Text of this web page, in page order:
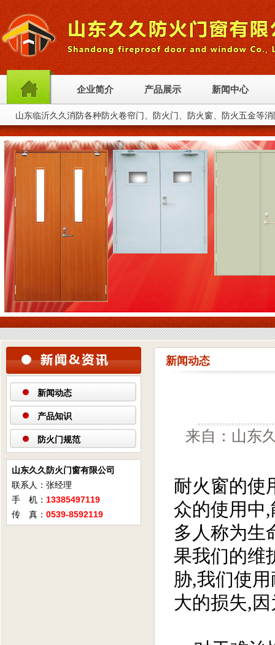
企业简介 产品展示 新闻中心
山东临沂久久消防各种防火卷帘门、防火门、防火窗、防火五金等
新闻动态
产品知识
防火门规范
山东久久防火门窗有限公司
联系人：张经理
手 机： 13385497119
传 真： 0539-8592119
新闻动态
来自：山东
耐火窗的使
众的使用中
多人称为生
果我们的维
胁,我们使
大的损失,